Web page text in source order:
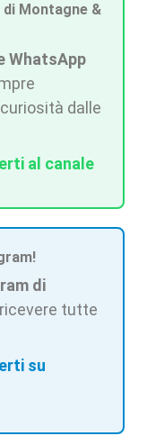
Montagne &
WhatsApp
dalle
al canale
di
tutte
su